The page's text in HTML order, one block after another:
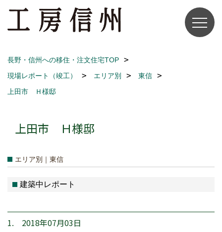
長野・信州への移住・注文住宅TOP
現場レポート（竣工）
エリア別
東信
上田市 Ｈ様邸
上田市 Ｈ様邸
エリア別｜東信
建築中レポート
1. 2018年07月03日